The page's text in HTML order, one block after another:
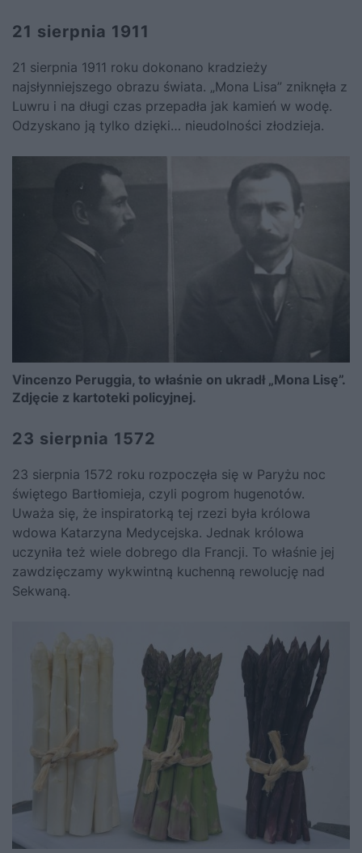
21 sierpnia 1911
21 sierpnia 1911 roku dokonano kradzieży
najsłynniejszego obrazu świata. „Mona Lisa” zniknęła z
Luwru i na długi czas przepadła jak kamień w wodę.
Odzyskano ją tylko dzięki… nieudolności złodzieja.
Vincenzo Peruggia, to właśnie on ukradł „Mona Lisę”.
Zdjęcie z kartoteki policyjnej.
23 sierpnia 1572
23 sierpnia 1572 roku rozpoczęła się w Paryżu noc
świętego Bartłomieja, czyli pogrom hugenotów.
Uważa się, że inspiratorką tej rzezi była królowa
wdowa Katarzyna Medycejska. Jednak królowa
uczyniła też wiele dobrego dla Francji. To właśnie jej
zawdzięczamy wykwintną kuchenną rewolucję nad
Sekwaną.